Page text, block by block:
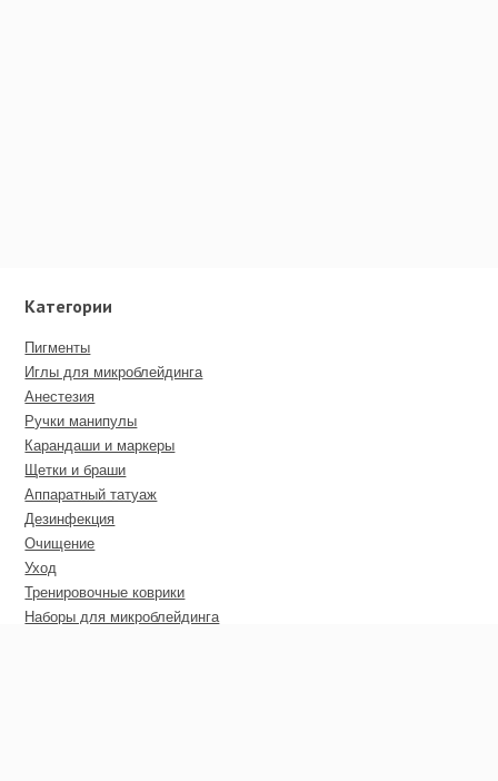
Категории
Пигменты
Иглы для микроблейдинга
Анестезия
Ручки манипулы
Карандаши и маркеры
Щетки и браши
Аппаратный татуаж
Дезинфекция
Очищение
Уход
Тренировочные коврики
Наборы для микроблейдинга